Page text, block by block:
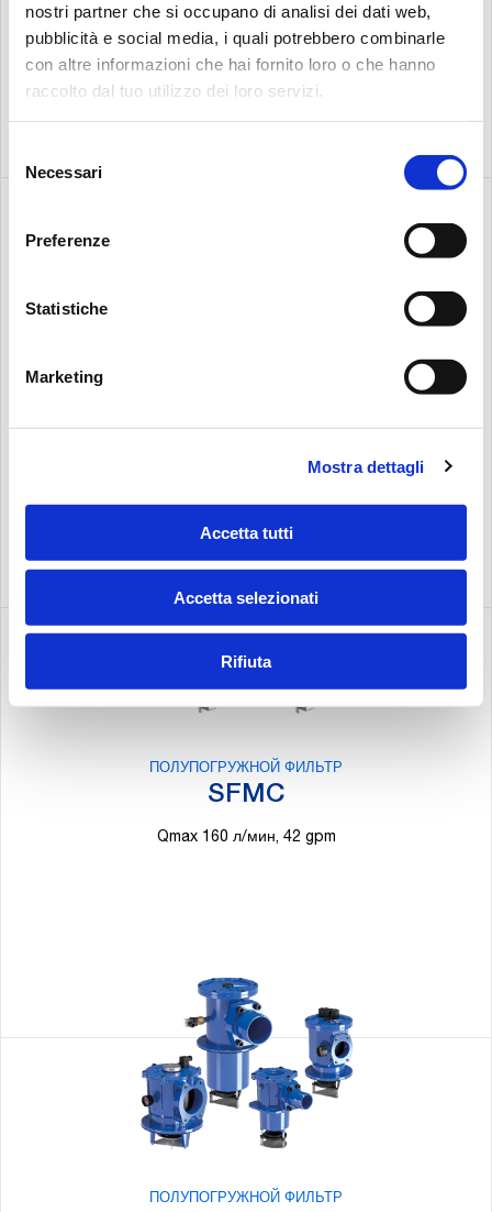
nostri partner che si occupano di analisi dei dati web,
pubblicità e social media, i quali potrebbero combinarle
con altre informazioni che hai fornito loro o che hanno
raccolto dal tuo utilizzo dei loro servizi.
delNecessari
Preferenze
Statistiche
Marketing
Mostra dettagli
Accetta tutti
Accetta selezionati
Rifiuta
Поиск:
ПОЛУПОГРУЖНОЙ ФИЛЬТР
ПОЛУПОГРУЖНОЙ ФИЛЬТР
SFMC
Qmax 160 л/мин, 42 gpm